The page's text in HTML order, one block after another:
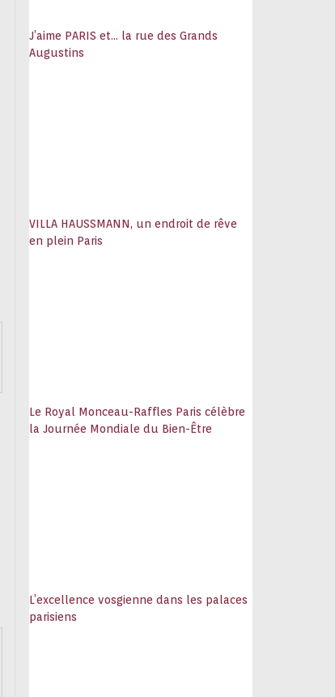
J’aime PARIS et… la rue des Grands
Augustins
VILLA HAUSSMANN, un endroit de rêve
en plein Paris
Le Royal Monceau-Raffles Paris célèbre
la Journée Mondiale du Bien-Être
L’excellence vosgienne dans les palaces
parisiens